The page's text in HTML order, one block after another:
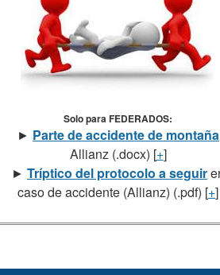
Solo para FEDERADOS:
► Parte de accidente de montaña
Allianz (.docx) [+]
► Tríptico del protocolo a seguir
caso de accidente (Allianz) (.pdf) [+]